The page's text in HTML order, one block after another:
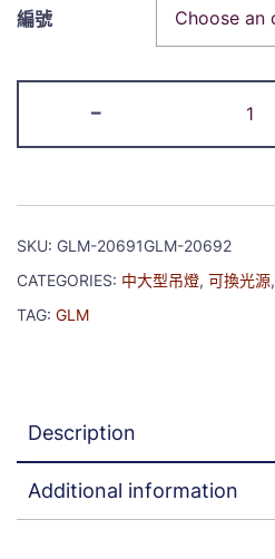
編號
-
SKU: GLM-20691GLM-20692
CATEGORIES: 中大型吊燈, 可換光源,
TAG: GLM
Description
Additional information